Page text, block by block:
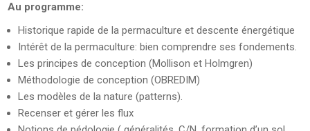
Au programme:
Historique rapide de la permaculture et descente énergétique
Intérêt de la permaculture: bien comprendre ses fondements.
Les principes de conception (Mollison et Holmgren)
Méthodologie de conception (OBREDIM)
Les modèles de la nature (patterns).
Recenser et gérer les flux